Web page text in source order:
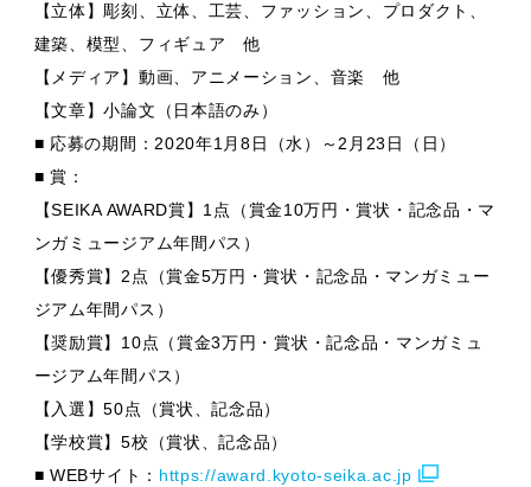
【立体】彫刻、立体、工芸、ファッション、プロダクト、
建築、模型、フィギュア 他
【メディア】動画、アニメーション、音楽 他
【文章】小論文（日本語のみ）
■ 応募の期間：2020年1月8日（水）～2月23日（日）
■ 賞：
【SEIKA AWARD賞】1点（賞金10万円・賞状・記念品・マ
ンガミュージアム年間パス）
【優秀賞】2点（賞金5万円・賞状・記念品・マンガミュー
ジアム年間パス）
【奨励賞】10点（賞金3万円・賞状・記念品・マンガミュ
ージアム年間パス）
【入選】50点（賞状、記念品）
【学校賞】5校（賞状、記念品）
■ WEBサイト： https://award.kyoto-seika.ac.jp